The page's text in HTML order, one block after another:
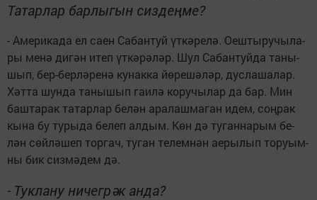
Та­тар­лар бар­лы­гын сиз­дең­ме?
- Аме­ри­ка­да ел са­ен Са­бан­туй үт­кә­ре­лә. Оеш­ты­ру­чы­ла­
ры ме­нә ди­гән итеп үт­кә­рә­ләр. Шул Са­бан­туй­да та­ны­
шып, бер-бер­лә­ре­нә ку­нак­ка йө­ре­шә­ләр, дус­ла­ша­лар.
Хәт­та шун­да та­ны­шып га­и­лә ко­ру­чы­лар да бар. Мин
баш­та­рак та­тар­лар бе­лән ара­лаш­ма­ган идем, соң­рак
кы­на бу ту­ры­да бе­леп ал­дым. Көн дә ту­ган­на­рым бе­
лән сөй­лә­шеп тор­гач, ту­ган те­лем­нән ае­ры­лып то­ру­ым­
ны бик сиз­мә­дем дә.
- Тук­ла­ну ни­чег­рәк ан­да?